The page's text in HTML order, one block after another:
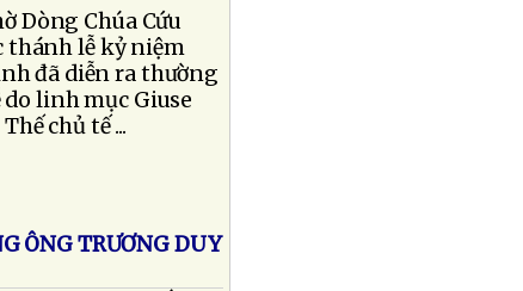
Dòng Chúa Cứu
thánh lễ kỷ niệm
đã diễn ra thường
linh mục Giuse
chủ tế ...
ÔNG TRƯƠNG DUY